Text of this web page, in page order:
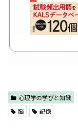
心理学の学びと知識
脳
記憶